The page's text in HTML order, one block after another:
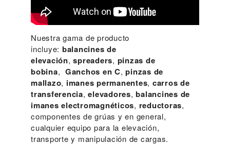
Nuestra gama de producto
incluye: balancines de
elevación,spreaders, pinzas de
bobina, Ganchos en C,pinzas de
mallazo, imanes permanentes, carros de
transferencia,elevadores,balancines de
imanes electromagnéticos, reductoras,
componentes de grúas y en general,
cualquier equipo para la elevación,
transporte y manipulación de cargas.